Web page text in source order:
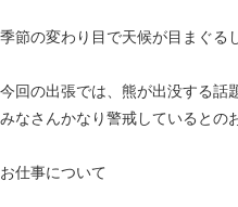
季節の変わり目で天候が目まぐる
今回の出張では、熊が出没する話
みなさんかなり警戒しているとの
お仕事について